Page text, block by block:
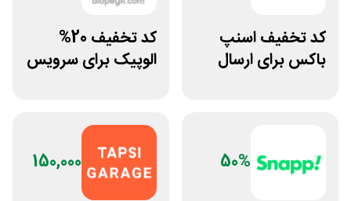
کد تخفیف اسنپ
باکس برای ارسال
کد تخفیف 20%
الوپیک برای سرویس
50%
150,000